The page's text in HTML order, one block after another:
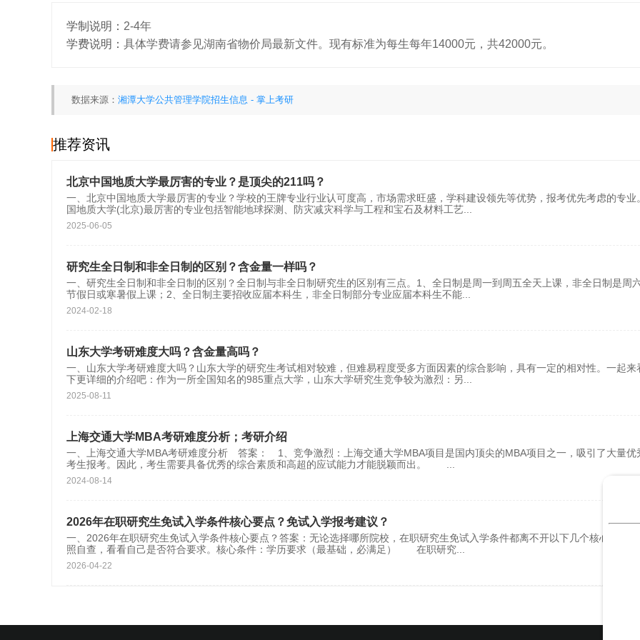
学制说明： 2-4年
学费说明： 具体学费请参见湖南省物价局最新文件。现有标准为每生每年14000元，共42000元。
数据来源： 湘潭大学公共管理学院招生信息 - 掌上考研
推荐资讯
北京中国地质大学最厉害的专业？是顶尖的211吗？
一、北京中国地质大学最厉害的专业？学校的王牌专业行业认可度高，市场需求旺盛，学科建设领先等优势，报考优先考虑的专业
国地质大学(北京)最厉害的专业包括智能地球探测、防灾减灾科学与工程和宝石及材料工艺
2025-06-05
研究生全日制和非全日制的区别？含金量一样吗？
一、研究生全日制和非全日制的区别？全日制与非全日制研究生的区别有三点。1、全日制是周一到周五全天上课，非全日制是周
节假日或寒暑假上课；2、全日制主要招收应届本科生，非全日制部分专业应届本科生不能
2024-02-18
山东大学考研难度大吗？含金量高吗？
一、山东大学考研难度大吗？山东大学的研究生考试相对较难，但难易程度受多方面因素的综合影响，具有一定的相对性。一起来
下更详细的介绍吧：作为一所全国知名的985重点大学，山东大学研究生竞争较为激烈：另
2025-08-11
上海交通大学MBA考研难度分析；考研介绍
一、上海交通大学MBA考研难度分析 答案： 1、竞争激烈：上海交通大学MBA项目是国内顶尖的MBA项目之一，吸引了大量优
考生报考。因此，考生需要具备优秀的综合素质和高超的应试能力才能脱颖而出。
2024-08-14
2026年在职研究生免试入学条件核心要点？免试入学报考建议？
一、2026年在职研究生免试入学条件核心要点？答案：无论选择哪所院校，在职研究生免试入学条件都离不开以下几个核心，大家
照自查，看看自己是否符合要求。核心条件：学历要求（最基础，必满足） 在职研究
2026-04-22